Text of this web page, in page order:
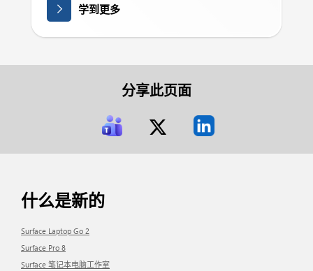
学到更多
分享此页面
什么是新的
Surface Laptop Go 2
Surface Pro 8
Surface 笔记本电脑工作室